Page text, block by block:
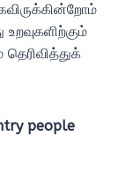
people